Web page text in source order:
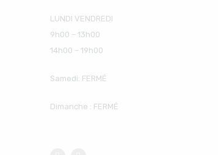
LUNDI VENDREDI
9h00 – 13h00
14h00 – 19h00
Samedi: FERMÉ
Dimanche : FERMÉ